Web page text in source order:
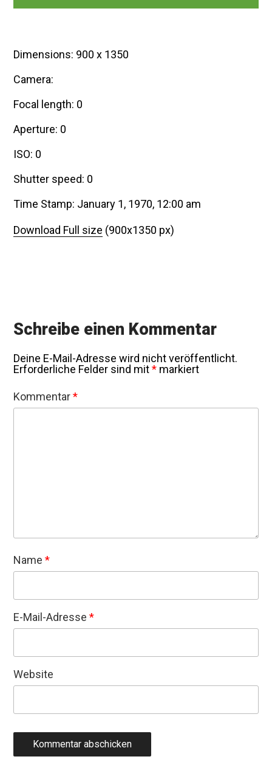
Dimensions: 900 x 1350
Camera:
Focal length: 0
Aperture: 0
ISO: 0
Shutter speed: 0
Time Stamp: January 1, 1970, 12:00 am
Download Full size (900x1350 px)
Schreibe einen Kommentar
Deine E-Mail-Adresse wird nicht veröffentlicht.
Erforderliche Felder sind mit* markiert
Kommentar*
Name*
E-Mail-Adresse*
Website